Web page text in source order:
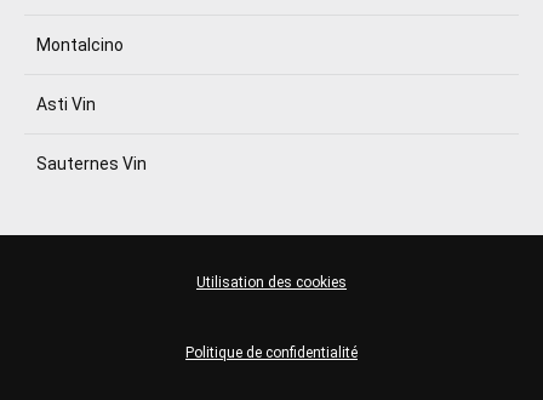
Montalcino
Asti Vin
Sauternes Vin
Politique de confidentialité
Utilisation des cookies